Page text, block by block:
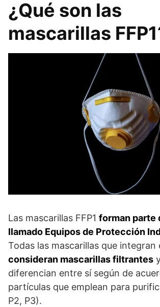
¿Qué son las
mascarillas
Las mascarillas FFP1 forman parte
llamado Equipos de Protección
Todas las mascarillas que integran
consideran mascarillas filtrantes
diferencian entre sí según de
partículas que emplean para
P2, P3).